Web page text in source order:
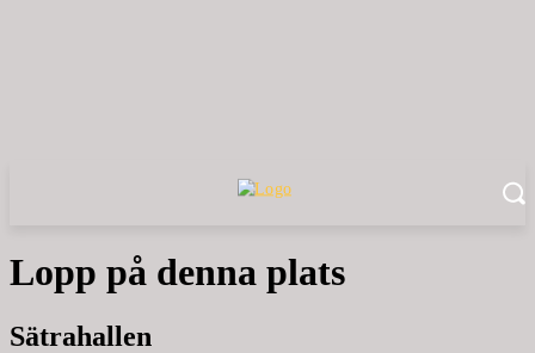
Lopp på denna plats
Sätrahallen